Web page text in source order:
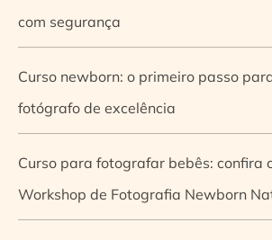
com segurança
Curso newborn: o primeiro passo
fotógrafo de excelência
Curso para fotografar bebês: confira
Workshop de Fotografia Newborn